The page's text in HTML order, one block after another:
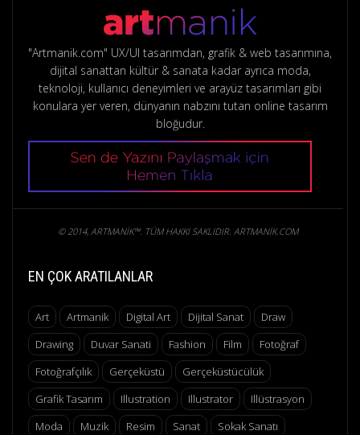
"Artmanik.com" UX/UI tasarımdan, grafik & web tasarımına,
dijital sanattan kültür & sanata kadar ayrıca moda,
teknoloji, kullanıcı deneyimleri ve arayüz tasarımları gibi
konulara yer veren, dünyanın nabzını tutan online tasarım
bloğudur.
© 2014, ARTMANIK™. TÜM HAKKI SAKLIDIR. ARTMANIK.COM
EN ÇOK ARATILANLAR
Art Artmanik Digital Art Dijital Sanat
Draw
Drawing
Duvar Sanati Fashion Film
Fotoğraf
Fotoğrafçılık
Gerçeküstü
Gerçeküstücülük
Grafik Tasarım
Illustration Illustrator
Illüstrasyon
Moda
Muzik Resim Sanat
Sokak Sanatı